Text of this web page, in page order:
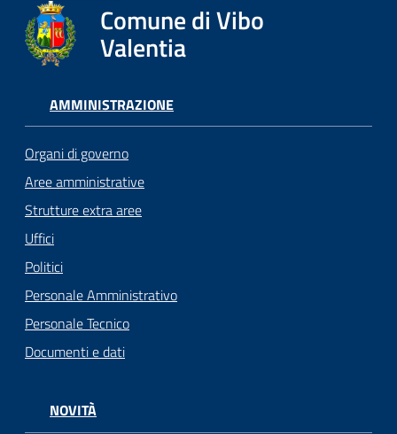
Comune di Vibo
Valentia
AMMINISTRAZIONE
Organi di governo
Aree amministrative
Strutture extra aree
Uffici
Politici
Personale Amministrativo
Personale Tecnico
Documenti e dati
NOVITÀ